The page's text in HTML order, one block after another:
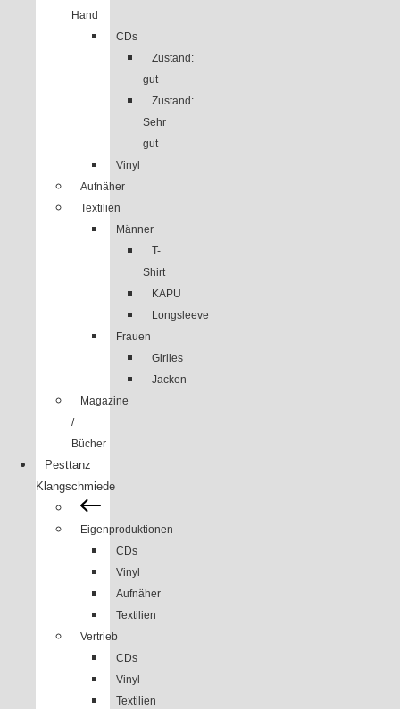
Hand
CDs
Zustand:
gut
Zustand:
Sehr
gut
Vinyl
Aufnäher
Textilien
Männer
T-
Shirt
KAPU
Longsleeve
Frauen
Girlies
Jacken
Magazine
/
Bücher
Pesttanz
Klangschmiede
Eigenproduktionen
CDs
Vinyl
Aufnäher
Textilien
Vertrieb
CDs
Vinyl
Textilien